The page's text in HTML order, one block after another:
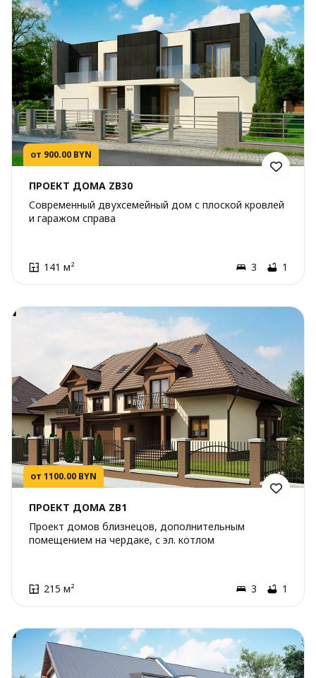
от 900.00 BYN
ПРОЕКТ ДОМА ZB30
Современный двухсемейный дом с плоской кровлей
и гаражом справа
141 м² 3 1
от 1100.00 BYN
ПРОЕКТ ДОМА ZB1
Проект домов близнецов, дополнительным
помещением на чердаке, с эл. котлом
215 м² 3 1